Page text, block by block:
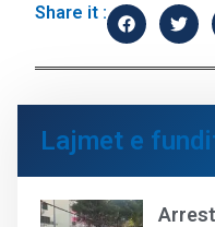
Share it :
Lajmet e